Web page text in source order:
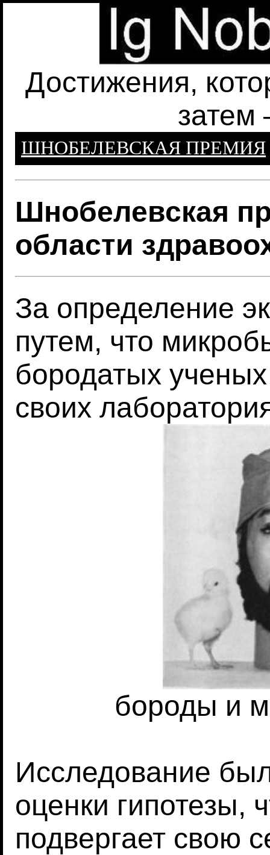
Достижения,
затем
ШНОБЕЛЕВСКАЯ ПРЕМИЯ
Шнобелевская
области
За определение
путем, что
бородатых
своих
бороды и
Исследование
оценки гипотезы,
подвергает свою